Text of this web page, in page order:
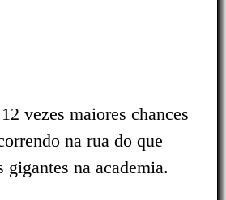
vezes maiores chances
na rua do que
gigantes na academia.